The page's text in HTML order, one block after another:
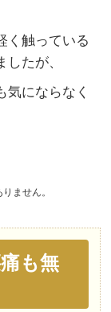
く触っている
たが、
気にならなく
ません。
も無